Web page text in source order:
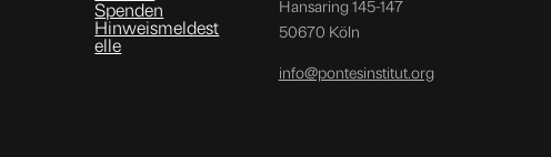
Spenden
Hinweismeldest
elle
Hansaring 145-147
50670 Köln
info@pontesinstitut.org